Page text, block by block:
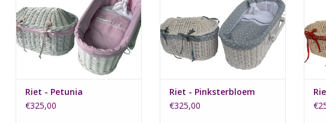
katoenen dekentje met 2 lintjes.
TOEVOEGEN AAN WINKELWAGEN
Riet - Petunia
€325,00
TOEVOEGEN AAN WINKELWAGEN
Riet - Pinksterbloem
€325,00